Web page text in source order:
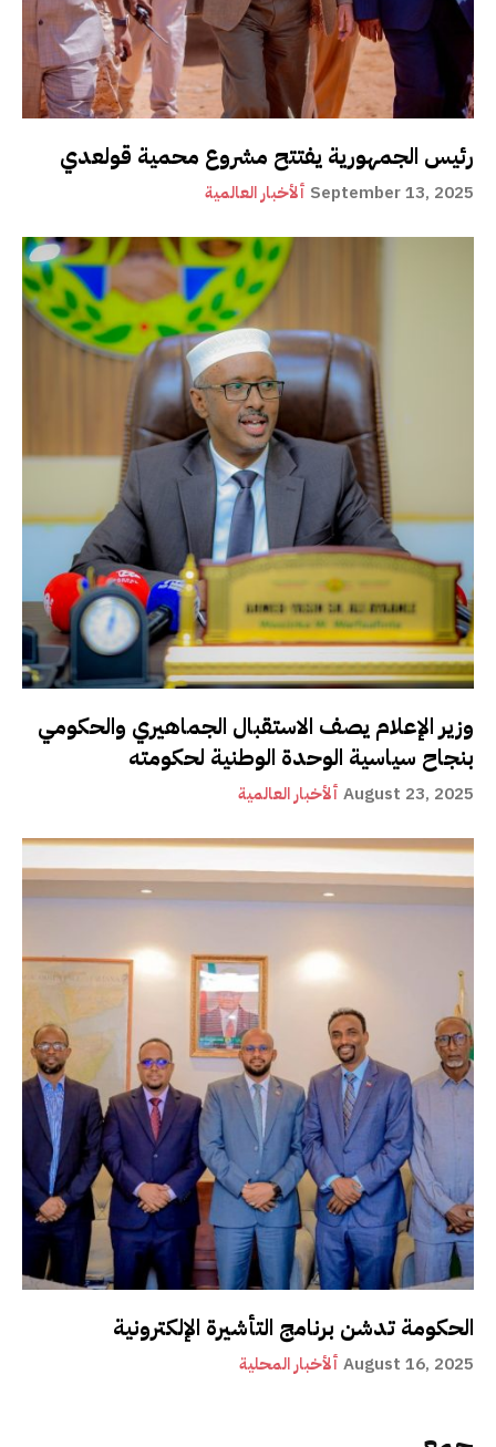
رئيس الجمهورية يفتتح مشروع محمية قولعدي
ألأخبار العالمية September 13, 2025
وزير الإعلام يصف الاستقبال الجماهيري والحكومي
بنجاح سياسية الوحدة الوطنية لحكومته
ألأخبار العالمية August 23, 2025
الحكومة تدشن برنامج التأشيرة الإلكترونية
ألأخبار المحلية August 16, 2025